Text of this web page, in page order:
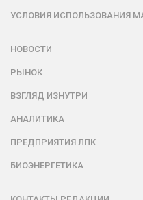
УСЛОВИЯ ИСПОЛЬЗОВАНИЯ
НОВОСТИ
РЫНОК
ВЗГЛЯД ИЗНУТРИ
АНАЛИТИКА
ПРЕДПРИЯТИЯ ЛПК
БИОЭНЕРГЕТИКА